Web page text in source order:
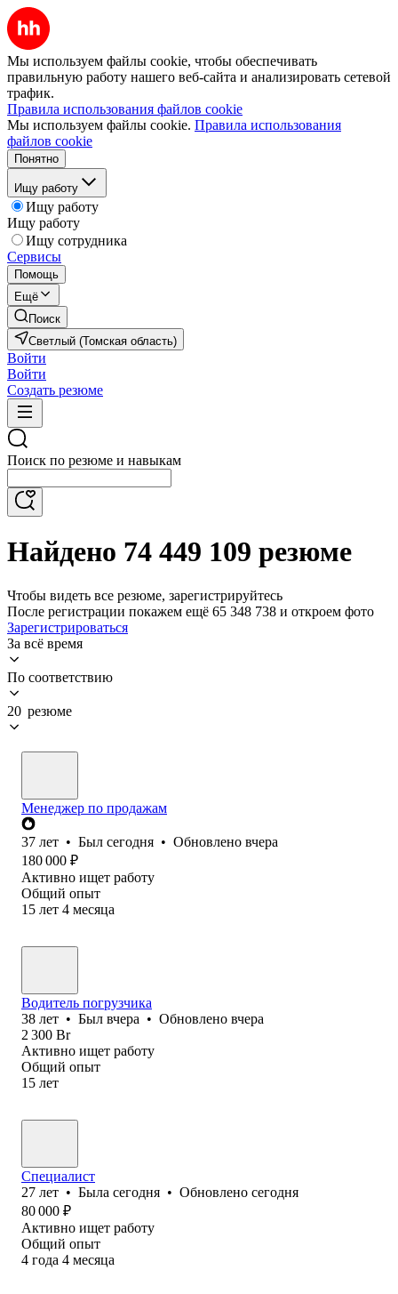
Мы используем файлы cookie, чтобы обеспечивать
правильную работу нашего веб-сайта и анализировать сетевой
трафик.
Правила использования файлов cookie
Мы используем файлы cookie. Правила использования
файлов cookie
Понятно
Ищу работу
Ищу работу
Ищу работу
Ищу сотрудника
Сервисы
Помощь
Ещё
Поиск
Светлый (Томская область)
Войти
Войти
Создать резюме
Поиск по резюме и навыкам
Найдено 74 449 109 резюме
Чтобы видеть все резюме, зарегистрируйтесь
После регистрации покажем ещё 65 348 738 и откроем фото
Зарегистрироваться
За всё время
По соответствию
20 резюме
Менеджер по продажам
37 лет • Был сегодня • Обновлено вчера
180 000 ₽
Активно ищет работу
Общий опыт
15 лет 4 месяца
Водитель погрузчика
38 лет • Был вчера • Обновлено вчера
2 300 Br
Активно ищет работу
Общий опыт
15 лет
Специалист
27 лет • Была сегодня • Обновлено сегодня
80 000 ₽
Активно ищет работу
Общий опыт
4 года 4 месяца